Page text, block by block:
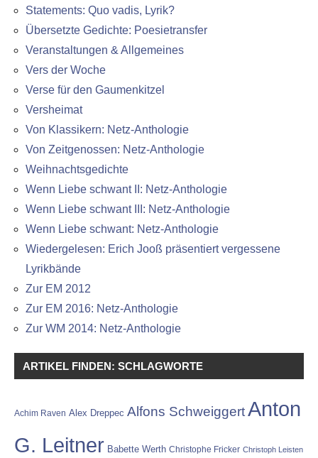
Statements: Quo vadis, Lyrik?
Übersetzte Gedichte: Poesietransfer
Veranstaltungen & Allgemeines
Vers der Woche
Verse für den Gaumenkitzel
Versheimat
Von Klassikern: Netz-Anthologie
Von Zeitgenossen: Netz-Anthologie
Weihnachtsgedichte
Wenn Liebe schwant II: Netz-Anthologie
Wenn Liebe schwant III: Netz-Anthologie
Wenn Liebe schwant: Netz-Anthologie
Wiedergelesen: Erich Jooß präsentiert vergessene
Lyrikbände
Zur EM 2012
Zur EM 2016: Netz-Anthologie
Zur WM 2014: Netz-Anthologie
ARTIKEL FINDEN: SCHLAGWORTE
Achim Raven Alex Dreppec Alfons SchweiggertAnton
G. Leitner Babette Werth Christophe Fricker Christoph Leisten